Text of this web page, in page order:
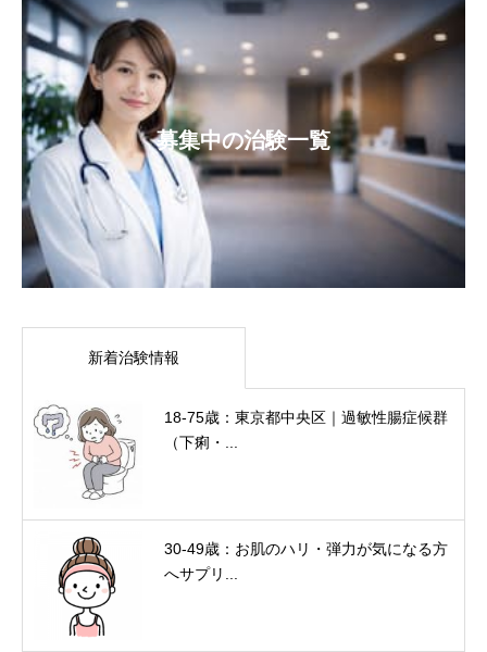
募集中の治験一覧
新着治験情報
18-75歳：東京都中央区｜過敏性腸症候群
（下痢・...
30-49歳：お肌のハリ・弾力が気になる方
へサプリ...